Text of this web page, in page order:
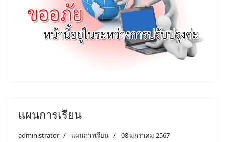
แผนการเรียน
administrator แผนการเรียน 08 มกราคม 2567